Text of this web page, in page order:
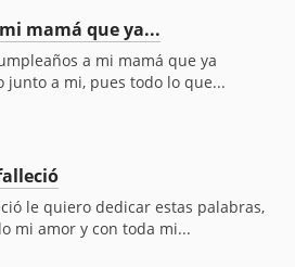
mamá que ya...
a mi mamá que ya
junto a mi, pues todo lo que...
le quiero dedicar estas palabras,
mi amor y con toda mi...